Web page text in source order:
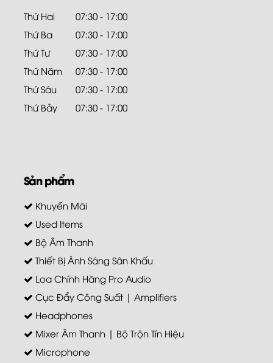
Thứ Hai
07:30 - 17:00
Thứ Ba
07:30 - 17:00
Thứ Tư
07:30 - 17:00
Thứ Năm
07:30 - 17:00
Thứ Sáu
07:30 - 17:00
Thứ Bảy
07:30 - 17:00
Sản phẩm
Khuyến Mãi
Used Items
Bộ Âm Thanh
Thiết Bị Ánh Sáng Sân Khấu
Loa Chính Hãng Pro Audio
Cục Đẩy Công Suất | Amplifiers
Headphones
Mixer Âm Thanh | Bộ Trộn Tín Hiệu
Microphone